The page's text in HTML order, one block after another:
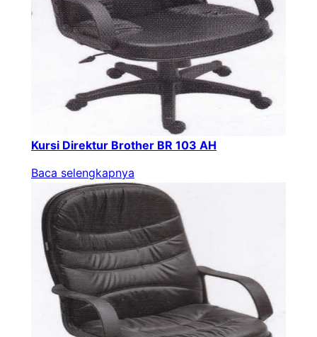
Kursi Direktur Brother BR 103 AH
Baca selengkapnya